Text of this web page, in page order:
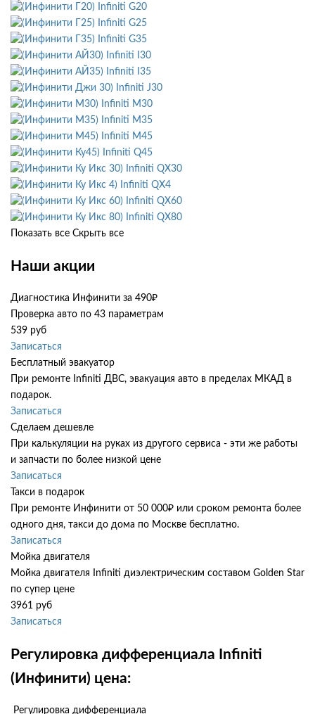
Infiniti G20
Infiniti G25
Infiniti G35
Infiniti I30
Infiniti I35
Infiniti J30
Infiniti M30
Infiniti M35
Infiniti M45
Infiniti Q45
Infiniti QX30
Infiniti QX4
Infiniti QX60
Infiniti QX80
Показать все Скрыть все
Наши акции
Диагностика Инфинити за 490₽
Проверка авто по 43 параметрам
539 руб
Записаться
Бесплатный эвакуатор
При ремонте Infiniti ДВС, эвакуация авто в пределах МКАД в
подарок.
Записаться
Сделаем дешевле
При калькуляции на руках из другого сервиса - эти же работы
и запчасти по более низкой цене
Записаться
Такси в подарок
При ремонте Инфинити от 50 000₽ или сроком ремонта более
одного дня, такси до дома по Москве бесплатно.
Записаться
Мойка двигателя
Мойка двигателя Infiniti диэлектрическим составом Golden Star
по супер цене
3961 руб
Записаться
Регулировка дифференциала Infiniti
(Инфинити) цена:
Регулировка дифференциала